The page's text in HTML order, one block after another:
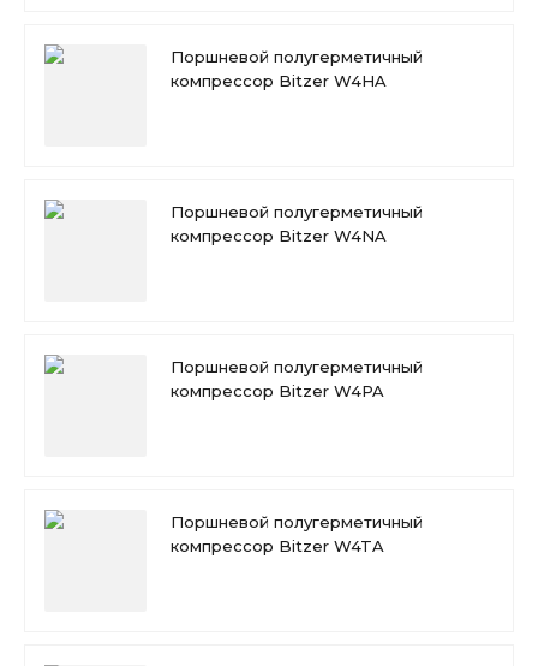
Поршневой полугерметичный
компрессор Bitzer W4HA
Поршневой полугерметичный
компрессор Bitzer W4NA
Поршневой полугерметичный
компрессор Bitzer W4PA
Поршневой полугерметичный
компрессор Bitzer W4TA